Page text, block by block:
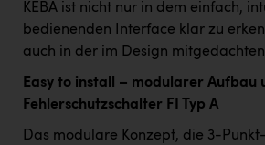
VERITAS
Vier Diamanten
Vorlagenportal
KEBA ist nicht nur in dem einfach,
bedienenden Interface klar zu
auch in der im Design
Easy to install – modularer Aufbau
Fehlerschutzschalter FI Typ A
Das modulare Konzept, die 3-